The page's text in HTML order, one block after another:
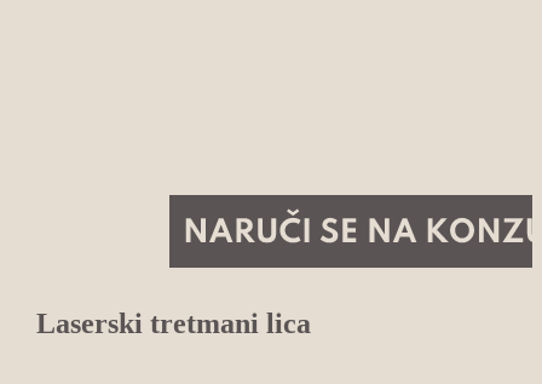
Laserski tretmani lica